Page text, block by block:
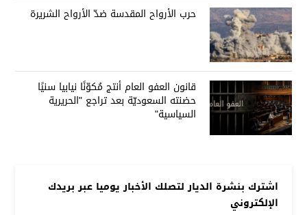
حرب الأرواح المقدسة ضدّ الأرواح الشريرة
قانون العفو العام أنتج مُكوّنًا نيابيا سنيًا
حضنته السعوديّة بعد تراجع "الحريرية
السياسية"
اشترك بنشرة الديار لتصلك الأخبار يوميا عبر بريدك
الإلكتروني